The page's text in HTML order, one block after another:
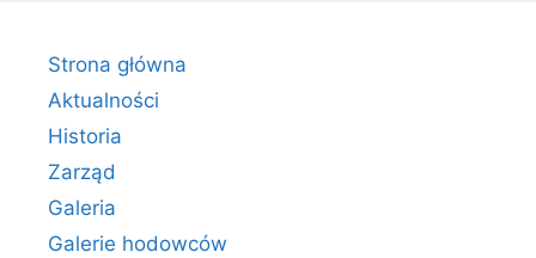
Strona główna
Aktualności
Historia
Zarząd
Galeria
Galerie hodowców